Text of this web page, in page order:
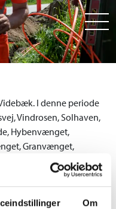
Om
I denne periode
Vindrosen, Solhaven,
Hybenvænget,
Granvænget,
fiber-heldige.
om dine